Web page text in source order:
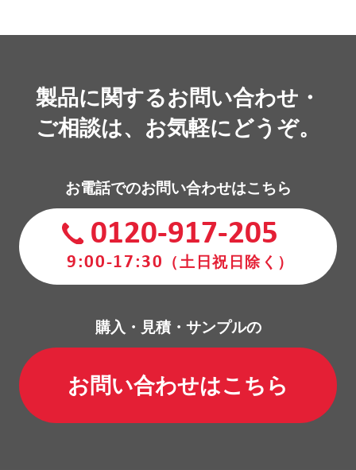
製品に関するお問い合わせ・
ご相談は、お気軽にどうぞ。
お電話でのお問い合わせはこちら
0120-917-205
9:00-17:30 （土日祝日除く）
購入・見積・サンプルの
お問い合わせはこちら